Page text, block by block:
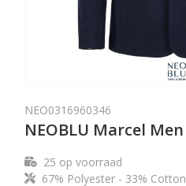
NEO0316960346
NEOBLU Marcel Men
25 op voorraad
67% Polyester - 33% Cotton